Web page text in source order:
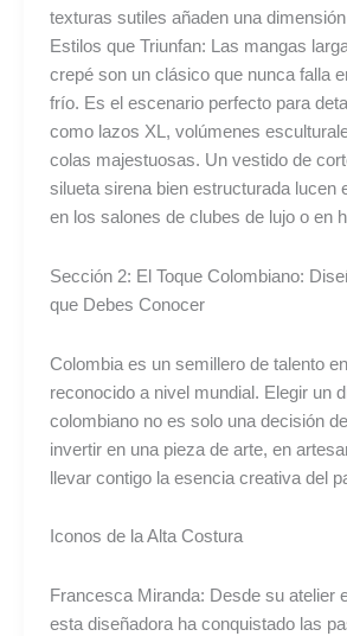
texturas sutiles añaden una
Estilos que Triunfan: Las mangas
crepé son un clásico que nunca falla
frío. Es el escenario perfecto para
como lazos XL, volúmenes
colas majestuosas. Un vestido de
silueta sirena bien estructurada lucen
en los salones de clubes de lujo o en
Sección 2: El Toque Colombiano:
que Debes Conocer
Colombia es un semillero de talento
reconocido a nivel mundial. Elegir un
colombiano no es solo una decisión
invertir en una pieza de arte, en
llevar contigo la esencia creativa del
Iconos de la Alta Costura
Francesca Miranda: Desde su atelier
esta diseñadora ha conquistado las